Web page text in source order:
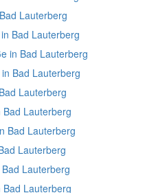
Lauterberg
Bad Lauterberg
in Bad Lauterberg
Bad Lauterberg
Lauterberg
Lauterberg
Bad Lauterberg
Lauterberg
Lauterberg
Bad Lauterberg